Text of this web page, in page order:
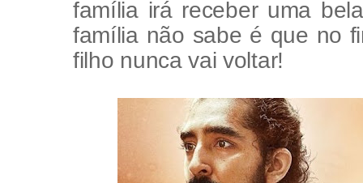
família irá receber uma
família não sabe é que no
filho nunca vai voltar!